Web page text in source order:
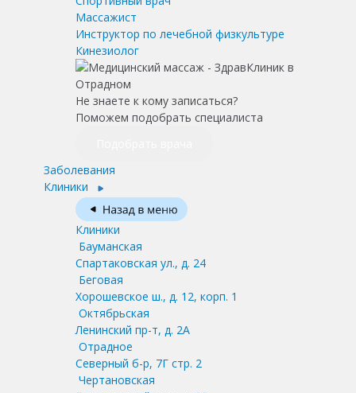
Массажист
Инструктор по лечебной физкультуре
Кинезиолог
Не знаете к кому записаться?
Поможем подобрать специалиста
Заболевания
Клиники
Клиники
Бауманская
Спартаковская ул., д. 24
Беговая
Хорошевское ш., д. 12, корп. 1
Октябрьская
Ленинский пр-т, д. 2А
Отрадное
Северный б-р, 7Г стр. 2
Чертановская